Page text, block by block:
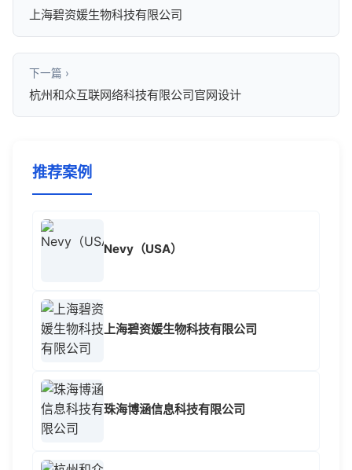
上海碧资媛生物科技有限公司
下一篇 ›
杭州和众互联网络科技有限公司官网设计
推荐案例
Nevy（USA）
上海碧资媛生物科技有限公司
珠海博涵信息科技有限公司